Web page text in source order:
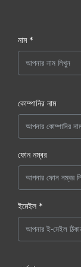
নাম *
কোম্পানির নাম
ফোন নম্বর
ইমেইল *